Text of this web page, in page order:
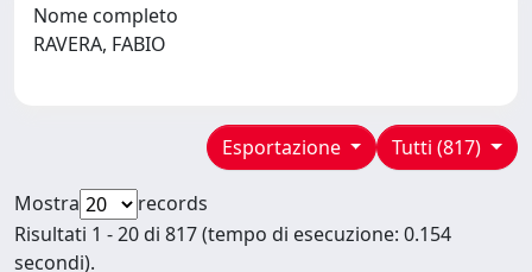
Nome completo
RAVERA, FABIO
Tutti (817)
Esportazione
Mostra
records
Risultati 1 - 20 di 817 (tempo di esecuzione: 0.154
secondi).